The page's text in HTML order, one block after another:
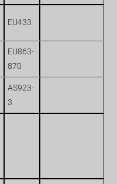
EU433
EU863-
870
AS923-
3